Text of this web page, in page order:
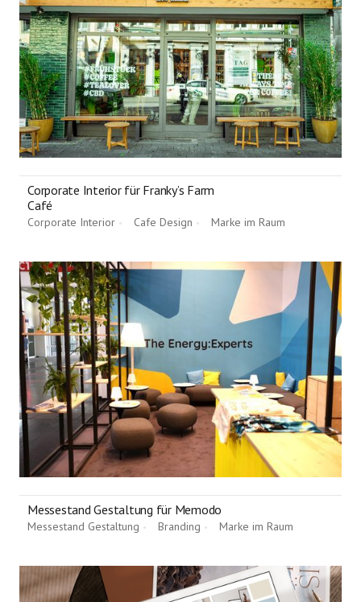
Corporate Interior für Franky’s Farm
Café
Corporate Interior • Cafe Design • Marke im Raum
Messestand Gestaltung für Memodo
Messestand Gestaltung • Branding • Marke im Raum